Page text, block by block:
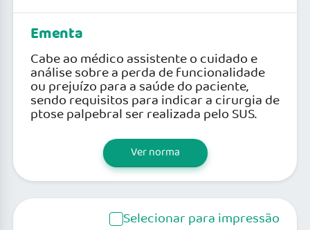
Ementa
Cabe ao médico assistente o cuidado e
análise sobre a perda de funcionalidade
ou prejuízo para a saúde do paciente,
sendo requisitos para indicar a cirurgia de
ptose palpebral ser realizada pelo SUS.
Ver norma
Selecionar para impressão